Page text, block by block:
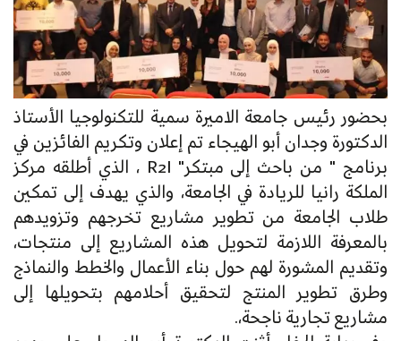
بحضور رئيس جامعة الاميرة سمية للتكنولوجيا الأستاذ
الدكتورة وجدان أبو الهيجاء تم إعلان وتكريم الفائزين في
برنامج " من باحث إلى مبتكر" R2I ، الذي أطلقه مركز
الملكة رانيا للريادة في الجامعة، والذي يهدف إلى تمكين
طلاب الجامعة من تطوير مشاريع تخرجهم وتزويدهم
بالمعرفة اللازمة لتحويل هذه المشاريع إلى منتجات،
وتقديم المشورة لهم حول بناء الأعمال والخطط والنماذج
وطرق تطوير المنتج لتحقيق أحلامهم بتحويلها إلى
مشاريع تجارية ناجحة،.